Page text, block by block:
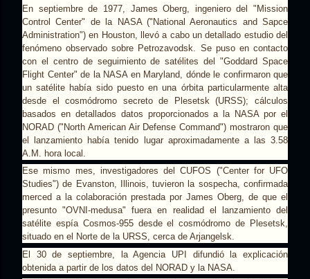
En septiembre de 1977, James Oberg, ingeniero del "Mission
Control Center" de la NASA ("National Aeronautics and Sapce
Administration") en Houston, llevó a cabo un detallado estudio del
fenómeno observado sobre Petrozavodsk. Se puso en contacto
con el centro de seguimiento de satélites del "Goddard Space
Flight Center" de la NASA en Maryland, dónde le confirmaron que
un satélite había sido puesto en una órbita particularmente alta
desde el cosmódromo secreto de Plesetsk (URSS); cálculos
basados en detallados datos proporcionados a la NASA por el
NORAD ("North American Air Defense Command") mostraron que
el lanzamiento había tenido lugar aproximadamente a las 3.58
A.M. hora local.
Ese mismo mes, investigadores del CUFOS ("Center for UFO
Studies") de Evanston, Illinois, tuvieron la sospecha, confirmada
merced a la colaboración prestada por James Oberg, de que el
presunto "OVNI-medusa" fuera en realidad el lanzamiento del
satélite espía Cosmos-955 desde el cosmódromo de Plesetsk,
situado en el Norte de la URSS, cerca de Arjangelsk.
El 30 de septiembre, la Agencia UPI difundió la explicación
obtenida a partir de los datos del NORAD y la NASA.